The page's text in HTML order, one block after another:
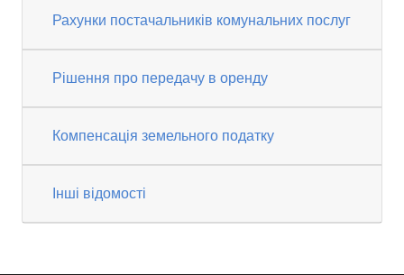
Рахунки постачальників комунальних послуг
Рішення про передачу в оренду
Компенсація земельного податку
Інші відомості